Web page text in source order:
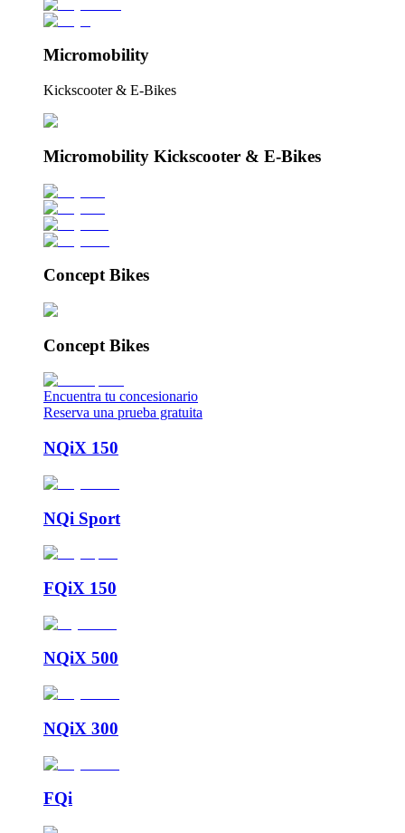
Micromobility
Kickscooter & E-Bikes
Micromobility Kickscooter & E-Bikes
Concept Bikes
Concept Bikes
Encuentra tu concesionario
Reserva una prueba gratuita
NQiX 150
NQi Sport
FQiX 150
NQiX 500
NQiX 300
FQi